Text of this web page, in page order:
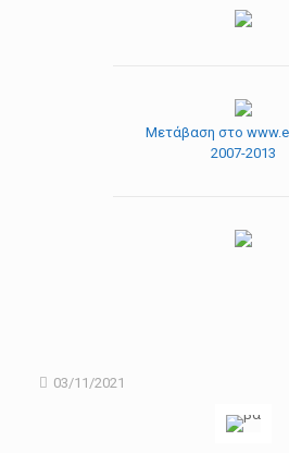
03/11/2021
Μετάβαση στο
2007-2013